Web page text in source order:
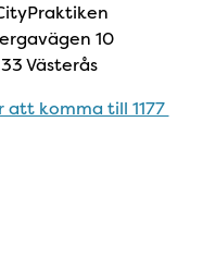
10
Västerås
att komma till 1177